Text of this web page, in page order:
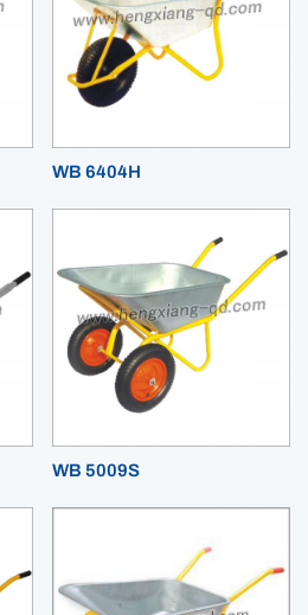
WB 6404H
WB 5009S